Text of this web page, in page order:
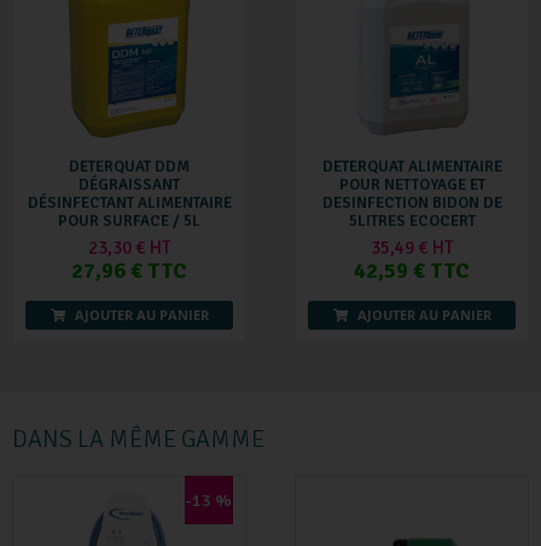
DETERQUAT DDM
DÉGRAISSANT
DÉSINFECTANT ALIMENTAIRE
POUR SURFACE / 5L
23,30 € HT
27,96 € TTC
AJOUTER AU PANIER
DETERQUAT ALIMENTAIRE
POUR NETTOYAGE ET
DESINFECTION BIDON DE
5LITRES ECOCERT
35,49 € HT
42,59 € TTC
AJOUTER AU PANIER
DANS LA MÊME GAMME
-13 %